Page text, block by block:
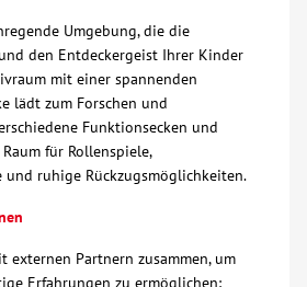
Umgebung, die die
den Entdeckergeist Ihrer Kinder
mit einer spannenden
lädt zum Forschen und
Funktionsecken und
für Rollenspiele,
ruhige Rückzugsmöglichkeiten.
externen Partnern zusammen, um
Erfahrungen zu ermöglichen: